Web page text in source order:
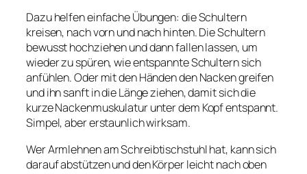
Dazu helfen einfache Übungen: die Schultern
kreisen, nach vorn und nach hinten. Die Schultern
bewusst hochziehen und dann fallen lassen, um
wieder zu spüren, wie entspannte Schultern sich
anfühlen. Oder mit den Händen den Nacken greifen
und ihn sanft in die Länge ziehen, damit sich die
kurze Nackenmuskulatur unter dem Kopf entspannt.
Simpel, aber erstaunlich wirksam.
Wer Armlehnen am Schreibtischstuhl hat, kann sich
darauf abstützen und den Körper leicht nach oben